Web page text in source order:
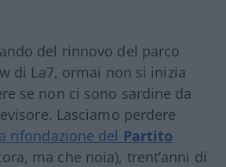
del rinnovo del parco
di La7, ormai non si inizia
se non ci sono sardine da
Lasciamo perdere
rifondazione del Partito
ma che noia), trent’anni di